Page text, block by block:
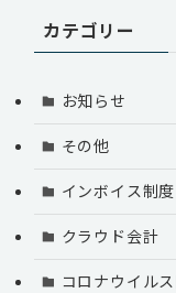
カテゴリー
お知らせ
その他
インボイス制度
クラウド会計
コロナウイル